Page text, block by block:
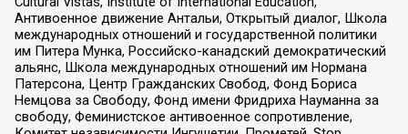
Антивоенное движение Антальи, Открытый диалог, Школа
международных отношений и государственной политики
им Питера Мунка, Российско-канадский демократический
альянс, Школа международных отношений им Нормана
Патерсона, Центр Гражданских Свобод, Фонд Бориса
Немцова за Свободу, Фонд имени Фридриха Науманна за
свободу, Феминистское антивоенное сопротивление,